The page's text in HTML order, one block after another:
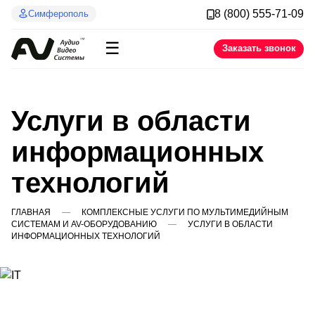
Симферополь 8 (800) 555-71-09
☰ Заказать звонок
Услуги в области
информационных
технологий
ГЛАВНАЯ
КОМПЛЕКСНЫЕ УСЛУГИ ПО МУЛЬТИМЕДИЙНЫМ
СИСТЕМАМ И AV-ОБОРУДОВАНИЮ
УСЛУГИ В ОБЛАСТИ
ИНФОРМАЦИОННЫХ ТЕХНОЛОГИЙ